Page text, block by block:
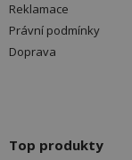
Reklamace
Právní podmínky
Doprava
Top produkty